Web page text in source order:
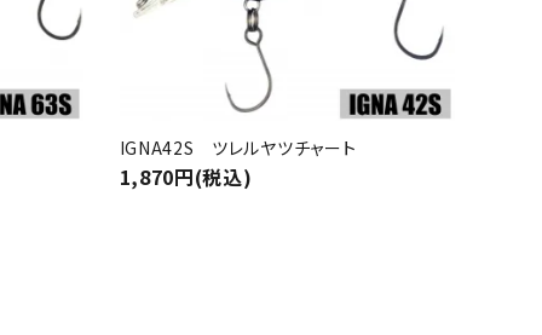
IGNA42S ツレルヤツチャート
1,870円(税込)